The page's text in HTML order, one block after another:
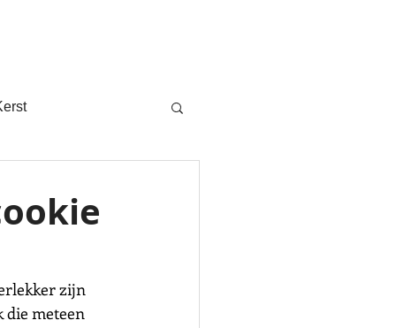
zijn
die meteen